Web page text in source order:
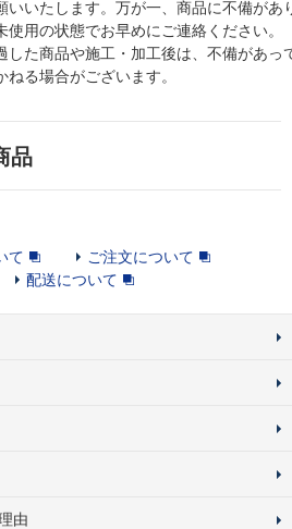
いいたします。万が一、商品に不備があ
用の状態でお早めにご連絡ください。
した商品や施工・加工後は、不備があっ
る場合がございます。
品
て
ご注文について
配送について
由